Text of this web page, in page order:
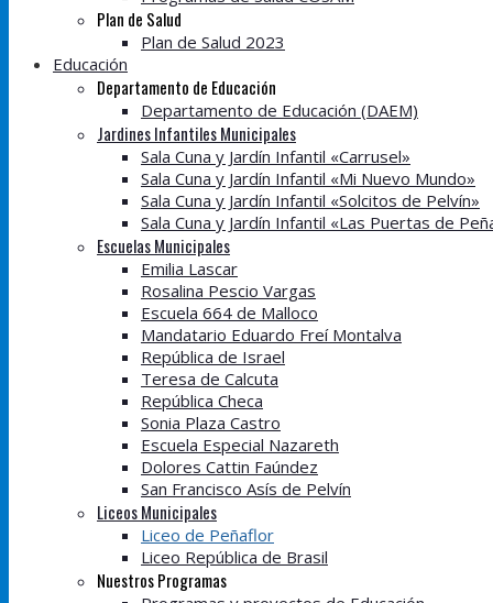
Plan de Salud
Plan de Salud 2023
Educación
Departamento de Educación
Departamento de Educación (DAEM)
Jardines Infantiles Municipales
Sala Cuna y Jardín Infantil «Carrusel»
Sala Cuna y Jardín Infantil «Mi Nuevo Mundo»
Sala Cuna y Jardín Infantil «Solcitos de Pelvín»
Sala Cuna y Jardín Infantil «Las Puertas de
Escuelas Municipales
Emilia Lascar
Rosalina Pescio Vargas
Escuela 664 de Malloco
Mandatario Eduardo Freí Montalva
República de Israel
Teresa de Calcuta
República Checa
Sonia Plaza Castro
Escuela Especial Nazareth
Dolores Cattin Faúndez
San Francisco Asís de Pelvín
Liceos Municipales
Liceo de Peñaflor
Liceo República de Brasil
Nuestros Programas